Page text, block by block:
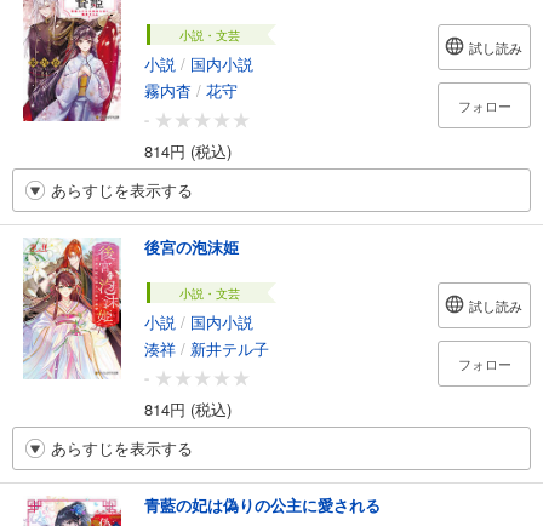
小説・文芸
小説 / 国内小説
霧内杳 / 花守
-
814円 (税込)
試し読み
フォロー
あらすじを表示する
後宮の泡沫姫
小説・文芸
小説 / 国内小説
湊祥 / 新井テル子
-
814円 (税込)
試し読み
フォロー
あらすじを表示する
青藍の妃は偽りの公主に愛される